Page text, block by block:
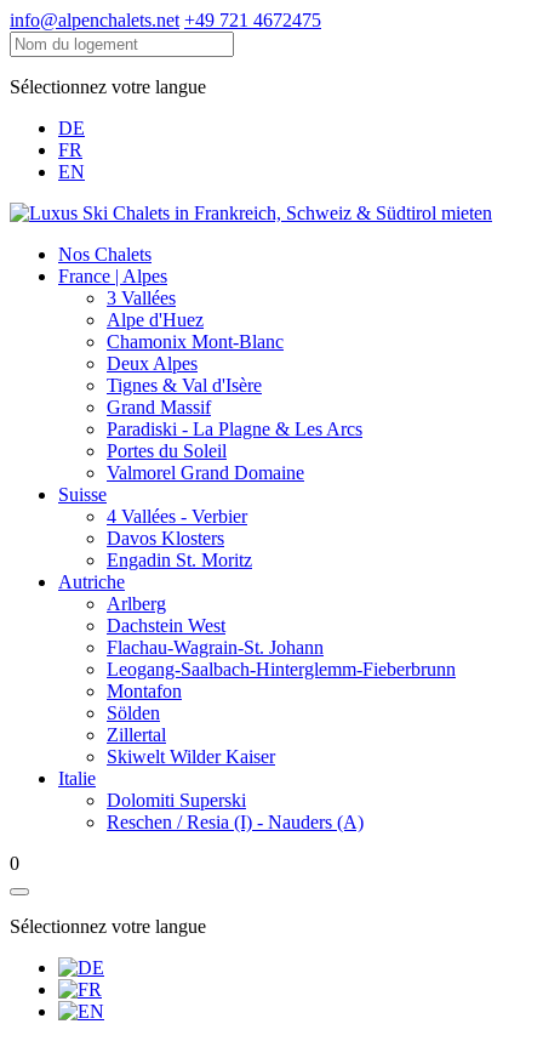
info@alpenchalets.net +49 721 4672475
Sélectionnez votre langue
DE
FR
EN
Nos Chalets
France | Alpes
3 Vallées
Alpe d'Huez
Chamonix Mont-Blanc
Deux Alpes
Tignes & Val d'Isère
Grand Massif
Paradiski - La Plagne & Les Arcs
Portes du Soleil
Valmorel Grand Domaine
Suisse
4 Vallées - Verbier
Davos Klosters
Engadin St. Moritz
Autriche
Arlberg
Dachstein West
Flachau-Wagrain-St. Johann
Leogang-Saalbach-Hinterglemm-Fieberbrunn
Montafon
Sölden
Zillertal
Skiwelt Wilder Kaiser
Italie
Dolomiti Superski
Reschen / Resia (I) - Nauders (A)
0
Sélectionnez votre langue